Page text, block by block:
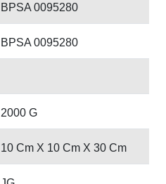
BPSA 0095280
BPSA 0095280
2000 G
10 Cm X 10 Cm X 30 Cm